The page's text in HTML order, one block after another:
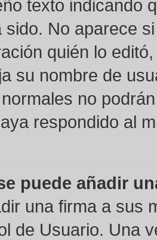
texto indicando
sido. No aparece
quién lo
su nombre de
no
respondido al
puede añadir
una firma a sus
de Usuario. Una